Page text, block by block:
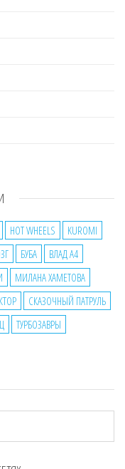
HOT WHEELS
KUROMI
БУБА
ВЛАД А4
МИЛАНА ХАМЕТОВА
СКАЗОЧНЫЙ ПАТРУЛЬ
ТУРБОЗАВРЫ